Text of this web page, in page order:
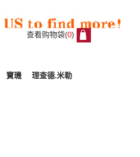
查看购物袋(0)
寶璣 理查德.米勒